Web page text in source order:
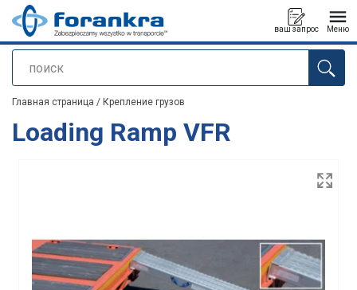
поиск
ваш запрос Меню
Продукт добавлен в ваш запрос
Главная страница / Крепление грузов
Loading Ramp VFR